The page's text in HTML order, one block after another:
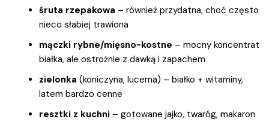
śruta rzepakowa – również przydatna, choć często
nieco słabiej trawiona
mączki rybne/mięsno-kostne – mocny koncentrat
białka, ale ostrożnie z dawką i zapachem
zielonka (koniczyna, lucerna) – białko + witaminy,
latem bardzo cenne
resztki z kuchni – gotowane jajko, twaróg, makaron